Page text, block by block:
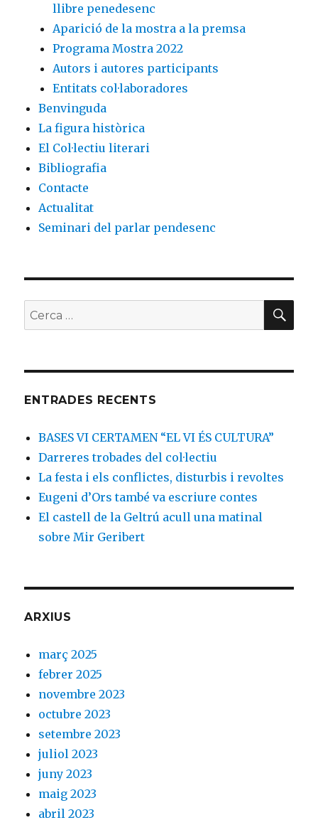
llibre penedesenc
Aparició de la mostra a la premsa
Programa Mostra 2022
Autors i autores participants
Entitats col·laboradores
Benvinguda
La figura històrica
El Col·lectiu literari
Bibliografia
Contacte
Actualitat
Seminari del parlar pendesenc
Buscar
per:
ENTRADES RECENTS
BASES VI CERTAMEN “EL VI ÉS CULTURA”
Darreres trobades del col·lectiu
La festa i els conflictes, disturbis i revoltes
Eugeni d’Ors també va escriure contes
El castell de la Geltrú acull una matinal
sobre Mir Geribert
ARXIUS
març 2025
febrer 2025
novembre 2023
octubre 2023
setembre 2023
juliol 2023
juny 2023
maig 2023
abril 2023